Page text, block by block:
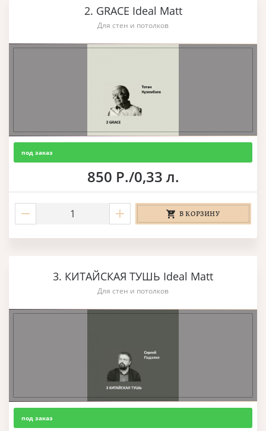
2. GRACE Ideal Matt
Для стен и потолков
под заказ
850 Р./0,33 л.
В КОРЗИНУ
3. КИТАЙСКАЯ ТУШЬ Ideal Matt
Для стен и потолков
под заказ